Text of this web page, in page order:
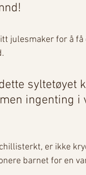
julesmaker for å
syltetøyet
ingenting i
er ikke
barnet for en